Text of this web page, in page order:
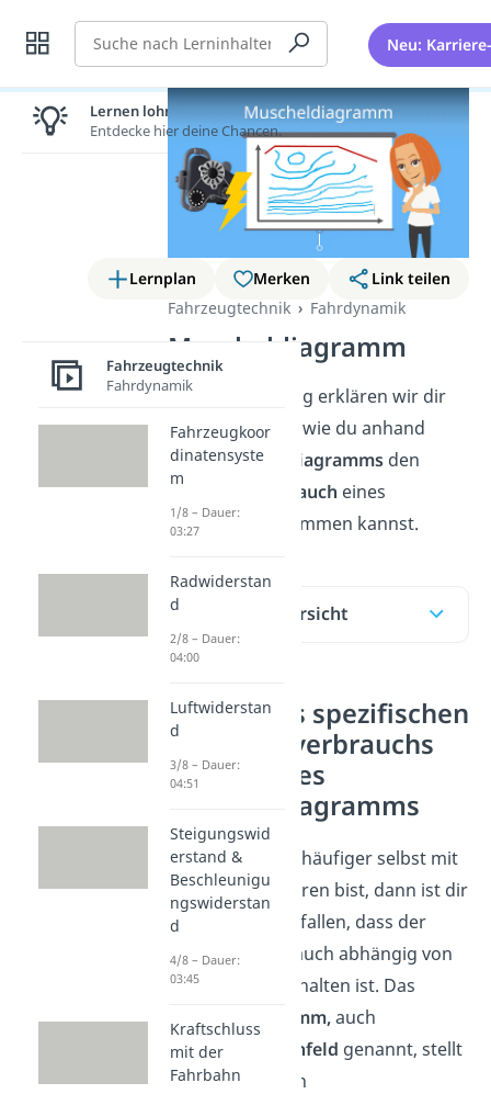
Suche Neu:
Lernplan Merken
Link teilen
Fahrzeugtechnik
Fahrdynamik
Muscheldiagramm
In diesem Beitrag erklären wir dir
unter anderem, wie du anhand
einesMuscheldiagrammsden
Kraftstoffverbrauch eines
Fahrzeugs bestimmen kannst.
Inhaltsübersicht
Finden des spezifischen
Kraftstoffverbrauchs
an Hand des
Muscheldiagramms
Wenn du schon häufiger selbst mit
dem Auto gefahren bist, dann ist dir
bestimmt aufgefallen, dass der
Kraftstoffverbrauch abhängig von
deinem Fahrverhalten ist. Das
Muscheldiagramm,auch
Verbrauchskennfeld genannt, stellt
den spezifischen
Lernen lohnt sich!
Entdecke hier deine Chancen.
Fahrzeugtechnik
Fahrdynamik
Fahrzeugkoor
dinatensyste
m
1/8 – Dauer:
03:27
Radwiderstan
d
2/8 – Dauer:
04:00
Luftwiderstan
d
3/8 – Dauer:
04:51
Steigungswid
erstand &
Beschleunigu
ngswiderstan
d
4/8 – Dauer:
03:45
Kraftschluss
mit der
Fahrbahn